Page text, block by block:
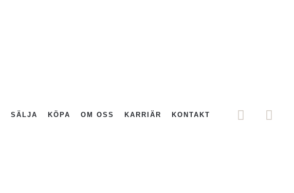
SÄLJA KÖPA OM OSS KARRIÄR KONTAKT